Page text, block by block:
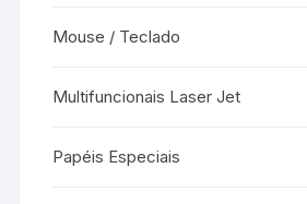
Mouse / Teclado
Multifuncionais Laser Jet
Papéis Especiais